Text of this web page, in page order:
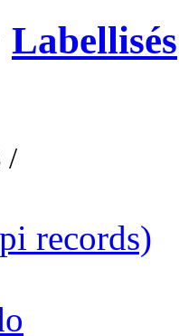
Labellisés
/
records)